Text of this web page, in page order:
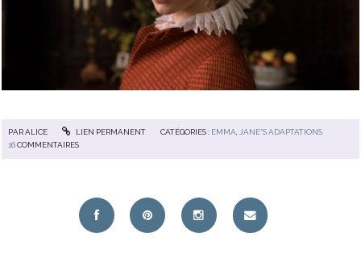
PARALICE LIEN PERMANENT CATÉGORIES : EMMA,JANE'S ADAPTATIONS
16COMMENTAIRES